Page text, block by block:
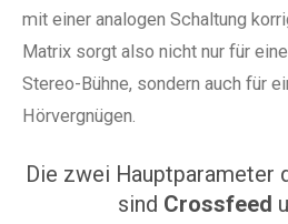
mit einer analogen Schaltung
Matrix sorgt also nicht nur für
Stereo-Bühne, sondern auch für
Hörvergnügen.
Die zwei Hauptparameter
sind Crossfeed